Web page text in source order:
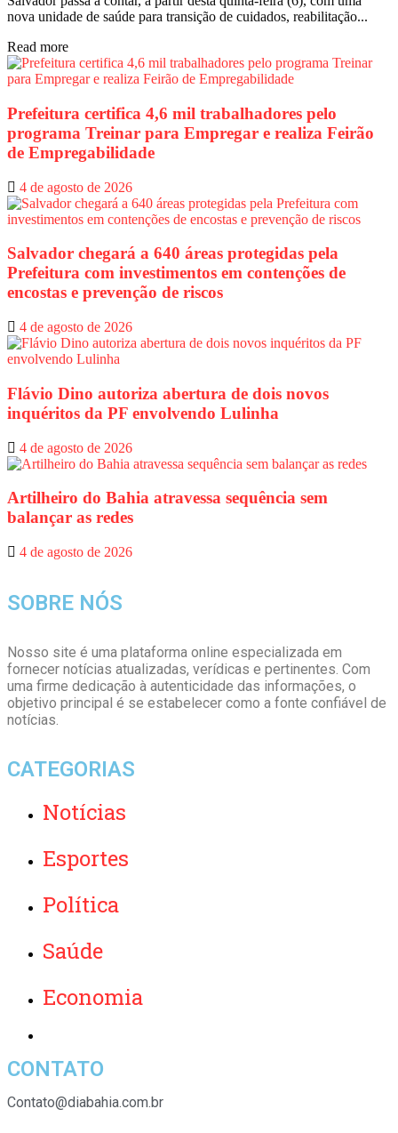
nova unidade de saúde para transição de cuidados, reabilitação...
Read more
Prefeitura certifica 4,6 mil trabalhadores pelo
programa Treinar para Empregar e realiza Feirão
de Empregabilidade
4 de agosto de 2026
Salvador chegará a 640 áreas protegidas pela
Prefeitura com investimentos em contenções de
encostas e prevenção de riscos
4 de agosto de 2026
Flávio Dino autoriza abertura de dois novos
inquéritos da PF envolvendo Lulinha
4 de agosto de 2026
Artilheiro do Bahia atravessa sequência sem
balançar as redes
4 de agosto de 2026
SOBRE NÓS
Nosso site é uma plataforma online especializada em
fornecer notícias atualizadas, verídicas e pertinentes. Com
uma firme dedicação à autenticidade das informações, o
objetivo principal é se estabelecer como a fonte confiável de
notícias.
CATEGORIAS
Notícias
Esportes
Política
Saúde
Economia
CONTATO
Contato@diabahia.com.br